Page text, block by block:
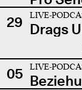
29
LIVE-
Drags
05 LIVE-